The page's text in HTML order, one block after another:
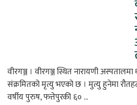
वीरगञ्ज । वीरगञ्ज स्थित नारायणी
संक्रमितको मृत्यु भएको छ । मुत्यु हुनेमा
वर्षीय पुरुष, फत्तेपुरकी ६० ...